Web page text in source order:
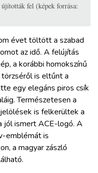
fel (képek forrása:
évet töltött a szabad
az idő. A felújítás
a korábbi homokszínű
is eltűnt a
egy elegáns piros csík
Természetesen a
is felkerültek a
jól ismert ACE-logó. A
emblémát is
a magyar zászló